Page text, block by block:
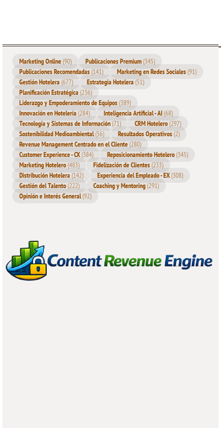
CX
En mi experiencia, la coherencia entre EX yCXse traduce en un
círculo virtuoso que impacta directamente en los resultados:
Cultura de servicio sin esfuerzo: cuando el equipo
internaliza la cultura del hotel, no tiene que “forzar” la
experiencia, simplemente la transmite. La naturalidad se
convierte en un rasgo diferenciador.
Consistencia como ventaja competitiva: los huéspedes
perciben continuidad y coherencia en cada interacción,
desde la llamada al reservar hasta el momento del check-
Valor intangible de marca
estratégico, las marcas con un fuerte componente
emocional logran unbrand equitysuperior, lo que les
permite reposicionarse con mayor agilidad en mercados
Marketing Online(90) Publicaciones Premium(345)
Publicaciones Recomendadas(141) Marketing en Redes Sociales(91)
Gestión Hotelera(677) Estrategia Hotelera(51)
Planificación Estratégica(236)
Liderazgo y Empoderamiento de Equipos(389)
Innovación en Hotelería(284) Inteligencia Artificial - AI(68)
Tecnología y Sistemas de Información(71) CRM Hotelero(297)
Sostenibilidad Medioambiental(56) Resultados Operativos(2)
Revenue Management Centrado en el Cliente(280)
Customer Experience - CX(384) Reposicionamiento Hotelero(345)
Marketing Hotelero(483) Fidelización de Clientes(233)
Distribución Hotelera(142) Experiencia del Empleado - EX(308)
Gestión del Talento(222) Coaching y Mentoring(291)
Opinión e Interés General(92)